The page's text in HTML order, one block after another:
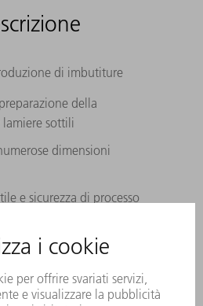
di imbutiture
della
sottili
dimensioni
e sicurezza di processo
a filettare originale